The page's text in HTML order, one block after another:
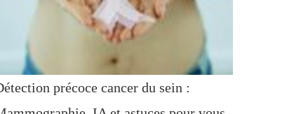
précoce cancer du sein :